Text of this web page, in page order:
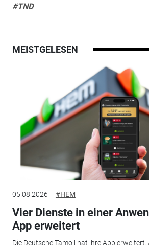
#TND
MEISTGELESEN
05.08.2026 #HEM
Vier Dienste in einer
App erweitert
Die Deutsche Tamoil hat ihre App